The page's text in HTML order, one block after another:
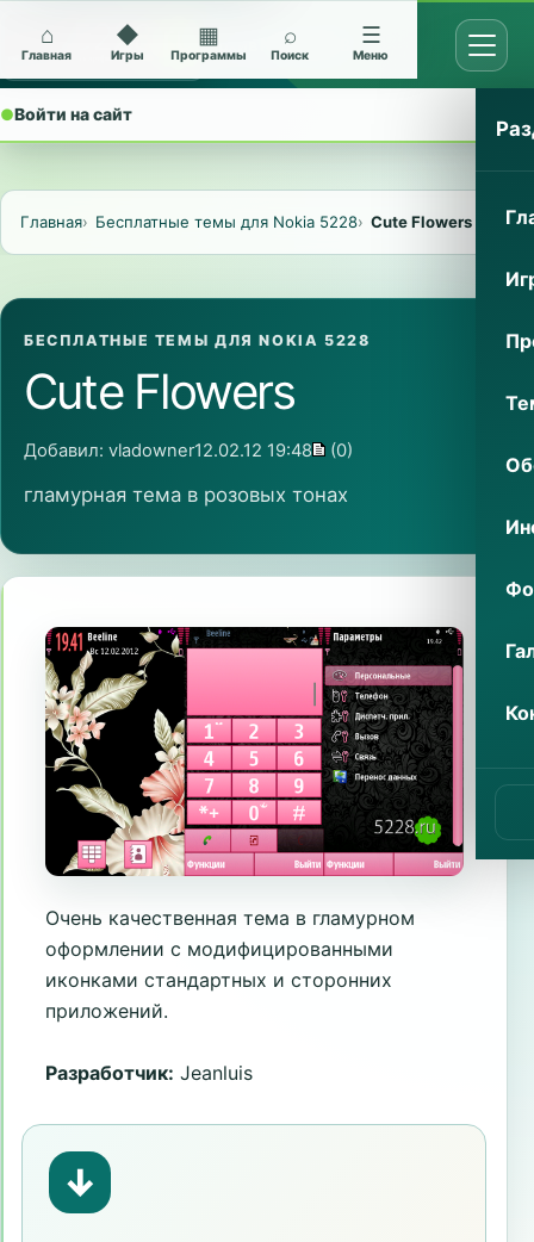
Архив Nokia 5228
●Войти на сайт
⌂
Главная
◆
Игры
▦
Программы
⌕
Поиск
☰
Меню
Главная Бесплатные темы для Nokia 5228 Cute Flowers
БЕСПЛАТНЫЕ ТЕМЫ ДЛЯ NOKIA 5228
Cute Flowers
Добавил: vladowner12.02.12 19:48 (0)
гламурная тема в розовых тонах
Очень качественная тема в гламурном
оформлении с модифицированными
иконками стандартных и сторонних
приложений.
Разработчик: Jeanluis
↓